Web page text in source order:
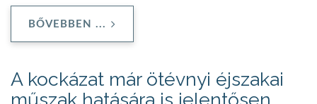
BŐVEBBEN ...
A kockázat már ötévnyi éjszakai
műszak hatására is jelentősen